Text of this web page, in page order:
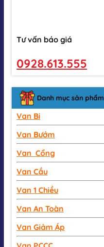
Tư vấn báo giá
0928.613.555
Danh mục sản phẩm
Van Bi
Van Bướm
Van Cổng
Van Cầu
Van 1 Chiều
Van An Toàn
Van Giảm Áp